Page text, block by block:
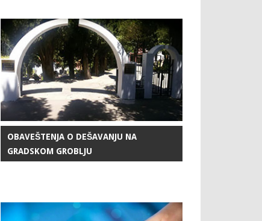
OBAVEŠTENJA O DEŠAVANJU NA
GRADSKOM GROBLJU